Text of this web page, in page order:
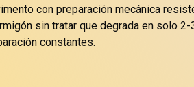
con preparación mecánica
sin tratar que degrada en solo 2-
constantes.